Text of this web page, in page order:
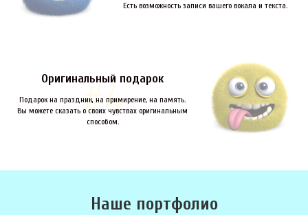
Есть возможность записи вашего вокала и текста.
Оригинальный подарок
Подарок на праздник, на примирение, на память.
Вы можете сказать о своих чувствах оригинальным
способом.
Наше портфолио